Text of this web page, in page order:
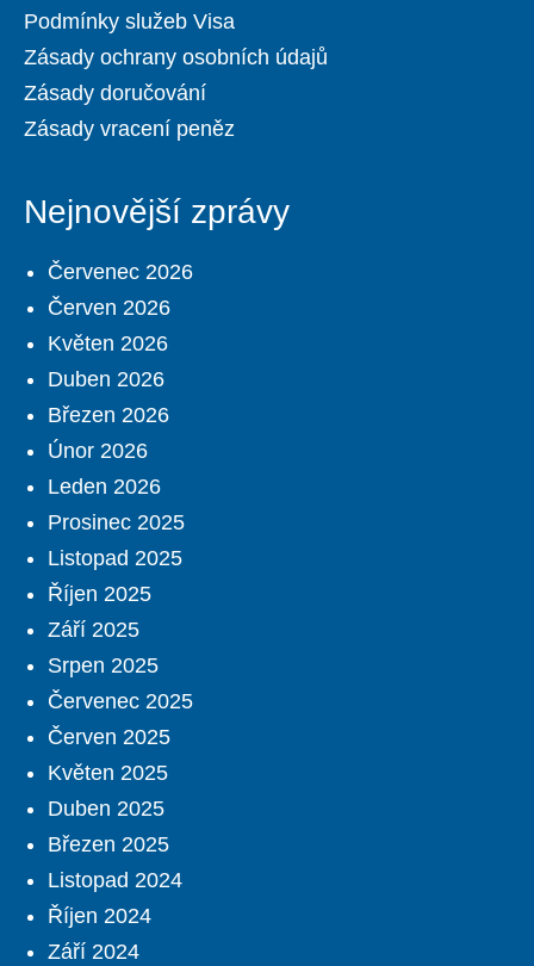
Podmínky služeb Visa
Zásady ochrany osobních údajů
Zásady doručování
Zásady vracení peněz
Nejnovější zprávy
Červenec 2026
Červen 2026
Květen 2026
Duben 2026
Březen 2026
Únor 2026
Leden 2026
Prosinec 2025
Listopad 2025
Říjen 2025
Září 2025
Srpen 2025
Červenec 2025
Červen 2025
Květen 2025
Duben 2025
Březen 2025
Listopad 2024
Říjen 2024
Září 2024